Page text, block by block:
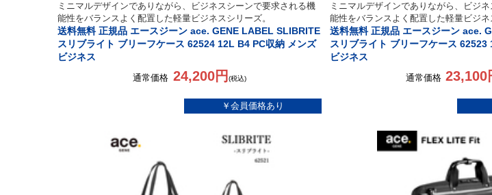
ミニマルデザインでありながら、ビジネスシーンで要求される機
能性をバランスよく配置した軽量ビジネスシリーズ。
送料無料 正規品 エースジーン ace. GENE LABEL SLIBRITE
スリブライト ブリーフケース 62524 12L B4 PC収納 メンズ
ビジネス
通常価格 24,200円 (税込)
ミニマルデザインでありながら、ビジ
能性をバランスよく配置した軽量ビジネ
送料無料 正規品 エースジーン ace.
スリブライト ブリーフケース
ビジネス
通常価格 23,100